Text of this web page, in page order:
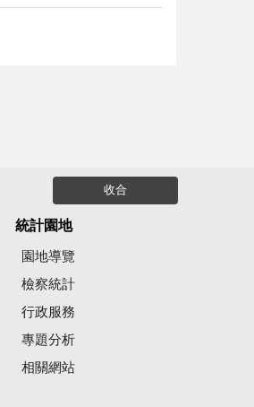
收合
統計園地
園地導覽
檢察統計
行政服務
專題分析
相關網站